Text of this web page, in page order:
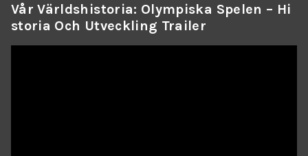
Vår Världshistoria: Olympiska Spelen – Hi
Storia Och Utveckling Trailer